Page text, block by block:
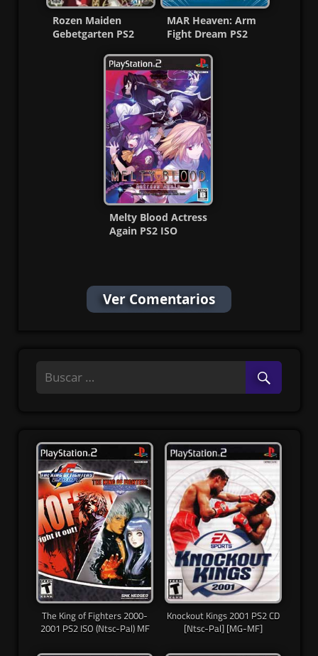
Rozen Maiden
Gebetgarten PS2
MAR Heaven: Arm
Fight Dream PS2
Melty Blood Actress
Again PS2 ISO
Ver Comentarios
The King of Fighters 2000-
2001 PS2 ISO (Ntsc-Pal) MF
Knockout Kings 2001 PS2 CD
[Ntsc-Pal] [MG-MF]